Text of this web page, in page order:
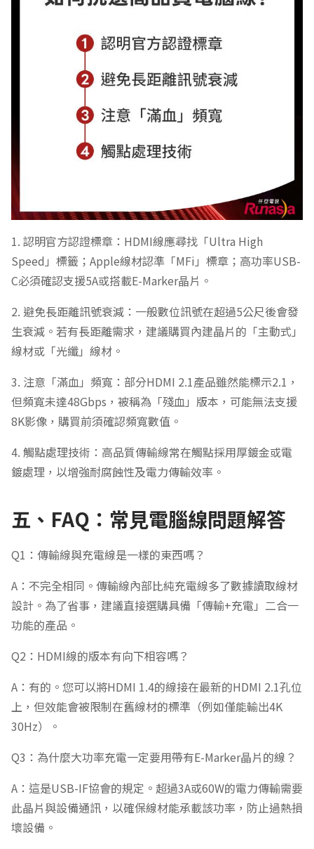
1. 認明官方認證標章：HDMI線應尋找「Ultra High
Speed」標籤；Apple線材認準「MFi」標章；高功率USB-
C必須確認支援5A或搭載E-Marker晶片。
2. 避免長距離訊號衰減：一般數位訊號在超過5公尺後會發
生衰減。若有長距離需求，建議購買內建晶片的「主動式」
線材或「光纖」線材。
3. 注意「滿血」頻寬：部分HDMI 2.1產品雖然能標示2.1，
但頻寬未達48Gbps，被稱為「殘血」版本，可能無法支援
8K影像，購買前須確認頻寬數值。
4. 觸點處理技術：高品質傳輸線常在觸點採用厚鍍金或電
鍍處理，以增強耐腐蝕性及電力傳輸效率。
五、FAQ：常見電腦線問題解答
Q1：傳輸線與充電線是一樣的東西嗎？
A：不完全相同。傳輸線內部比純充電線多了數據讀取線材
設計。為了省事，建議直接選購具備「傳輸+充電」二合一
功能的產品。
Q2：HDMI線的版本有向下相容嗎？
A：有的。您可以將HDMI 1.4的線接在最新的HDMI 2.1孔位
上，但效能會被限制在舊線材的標準（例如僅能輸出4K
30Hz）。
Q3：為什麼大功率充電一定要用帶有E-Marker晶片的線？
A：這是USB-IF協會的規定。超過3A或60W的電力傳輸需要
此晶片與設備通訊，以確保線材能承載該功率，防止過熱損
壞設備。